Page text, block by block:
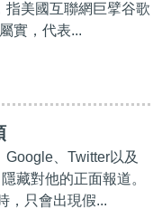
指美國互聯網巨擘谷歌
實，代表...
、Twitter以及
藏對他的正面報道。
，只會出現假...